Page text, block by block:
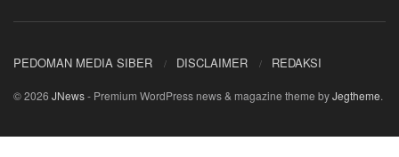
PEDOMAN MEDIA SIBER DISCLAIMER REDAKSI
© 2026 JNews- Premium WordPress news & magazine theme byJegtheme.